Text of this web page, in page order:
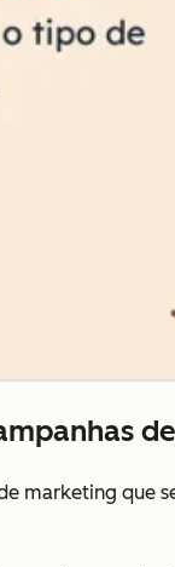
marketing que